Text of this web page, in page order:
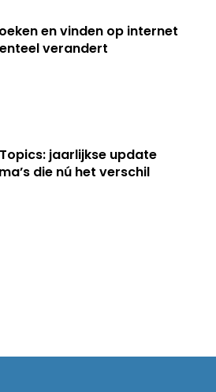
en vinden op internet
verandert
jaarlijkse update
die nú het verschil